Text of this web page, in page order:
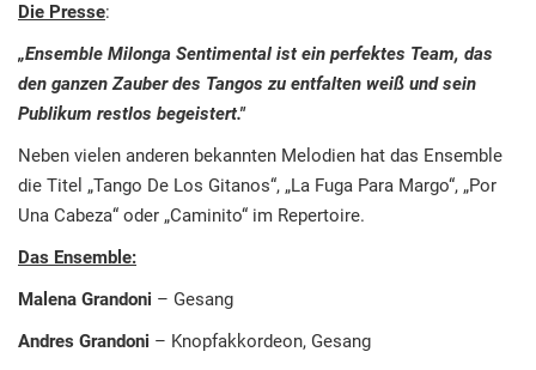
Die Presse:
„Ensemble Milonga Sentimental ist ein perfektes Team, das
den ganzen Zauber des Tangos zu entfalten weiß und sein
Publikum restlos begeistert."
Neben vielen anderen bekannten Melodien hat das Ensemble
die Titel „Tango De Los Gitanos“, „La Fuga Para Margo“, „Por
Una Cabeza“ oder „Caminito“ im Repertoire.
Das Ensemble:
Malena Grandoni – Gesang
Andres Grandoni – Knopfakkordeon, Gesang